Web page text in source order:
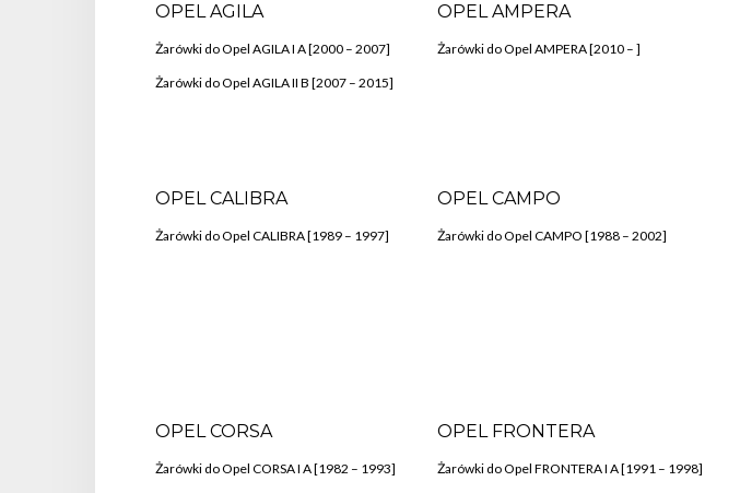
OPEL AGILA
Żarówki do Opel AGILA I A [2000 – 2007]
Żarówki do Opel AGILA II B [2007 – 2015]
OPEL AMPERA
Żarówki do Opel AMPERA [2010 – ]
OPEL CALIBRA
Żarówki do Opel CALIBRA [1989 – 1997]
OPEL CAMPO
Żarówki do Opel CAMPO [1988 – 2002]
OPEL CORSA
Żarówki do Opel CORSA I A [1982 – 1993]
OPEL FRONTERA
Żarówki do Opel FRONTERA I A [1991 – 1998]